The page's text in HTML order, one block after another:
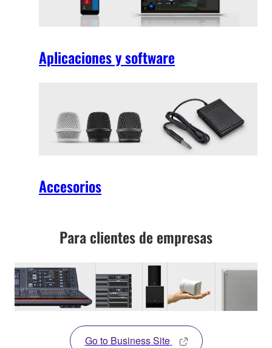
Aplicaciones y software
Accesorios
Para clientes de empresas
Go to Business Site